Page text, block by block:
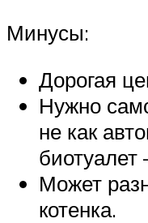
Минусы:
Дорогая
Нужно
не как
биотуалет
Может
котенка.